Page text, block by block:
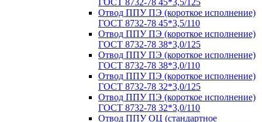
ГОСТ 8732-78 45*3,5/125
Отвод ППУ ПЭ (короткое исполнение)
ГОСТ 8732-78 45*3,5/110
Отвод ППУ ПЭ (короткое исполнение)
ГОСТ 8732-78 38*3,0/125
Отвод ППУ ПЭ (короткое исполнение)
ГОСТ 8732-78 38*3,0/110
Отвод ППУ ПЭ (короткое исполнение)
ГОСТ 8732-78 32*3,0/125
Отвод ППУ ПЭ (короткое исполнение)
ГОСТ 8732-78 32*3,0/110
Отвод ППУ ОЦ (стандартное